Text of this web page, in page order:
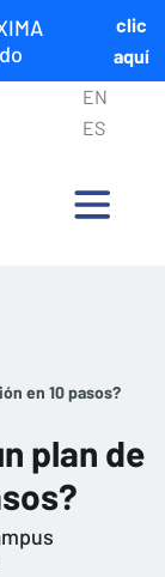
clic
aquí
EN
ES
en 10 pasos?
plan de